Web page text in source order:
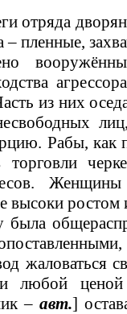
отряда
– пленные,
из них
Рабы, как
высоки
жаловаться
любой
– авт.]